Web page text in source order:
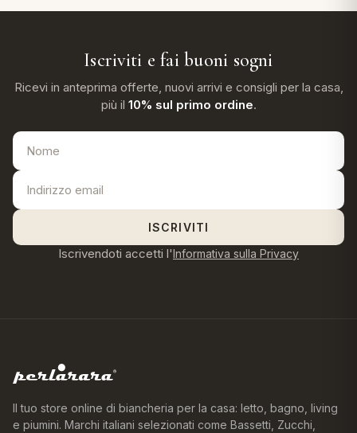
Iscriviti e fai buoni sogni
Ricevi in anteprima offerte, nuovi arrivi e consigli per la casa,
più il 10% sul primo ordine.
ISCRIVITI
Iscrivendoti accetti l'Informativa sulla Privacy
Il tuo store online di biancheria per la casa: letto, bagno, living
e piumini. Marchi italiani selezionati come Bassetti, Zucchi,